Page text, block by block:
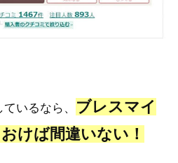
いるなら、 ブレスマイ
けば間違いない！